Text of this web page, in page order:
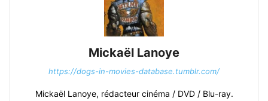
Mickaël Lanoye
https://dogs-in-movies-database.tumblr.com/
Mickaël Lanoye, rédacteur cinéma / DVD / Blu-ray.